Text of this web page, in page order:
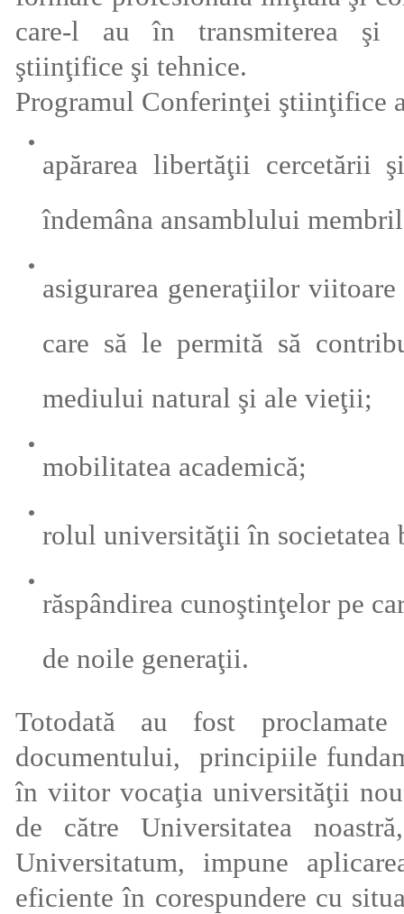
care-l au în transmiterea şi
ştiinţifice şi tehnice.
Programul Conferinţei ştiinţifice
apărarea libertăţii cercetării
îndemâna ansamblului
asigurarea generaţiilor
care să le permită să
mediului natural şi ale vieţii;
mobilitatea academică;
rolul universităţii în societatea
răspândirea cunoştinţelor pe
de noile generaţii.
Totodată au fost
documentului, principiile
în viitor vocaţia universităţii
de către Universitatea
Universitatum, impune
eficiente în corespundere cu